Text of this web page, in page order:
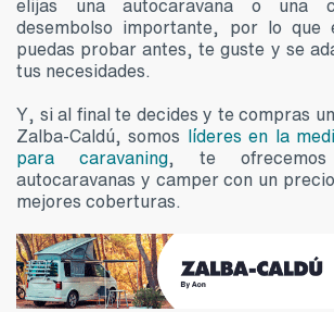
elijas una autocaravana o una
desembolso importante, por lo que
puedas probar antes, te guste y se
tus necesidades.
Y, si al final te decides y te compras
Zalba-Caldú, somos líderes en la
para caravaning, te
autocaravanas y camper con un
mejores coberturas.